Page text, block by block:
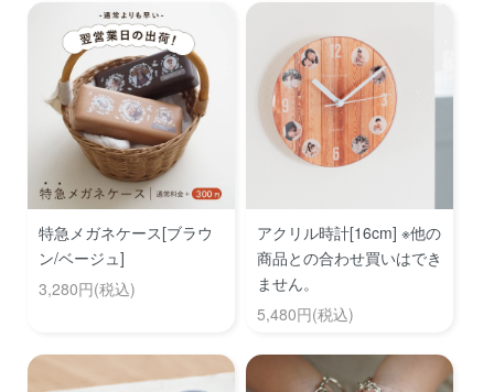
特急メガネケース[ブラウ
ン/ベージュ]
3,280円(税込)
アクリル時計[16cm] ※他の
商品との合わせ買いはでき
ません。
5,480円(税込)